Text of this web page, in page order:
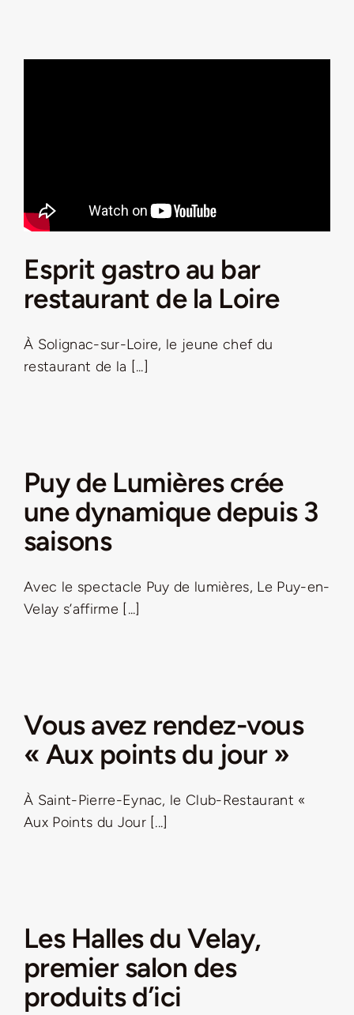
Esprit gastro au bar
restaurant de la Loire
À Solignac-sur-Loire, le jeune chef du
restaurant de la [...]
Puy de Lumières crée
une dynamique depuis 3
saisons
Avec le spectacle Puy de lumières, Le Puy-en-
Velay s’affirme [...]
Vous avez rendez-vous
« Aux points du jour »
À Saint-Pierre-Eynac, le Club-Restaurant «
Aux Points du Jour [...]
Les Halles du Velay,
premier salon des
produits d’ici